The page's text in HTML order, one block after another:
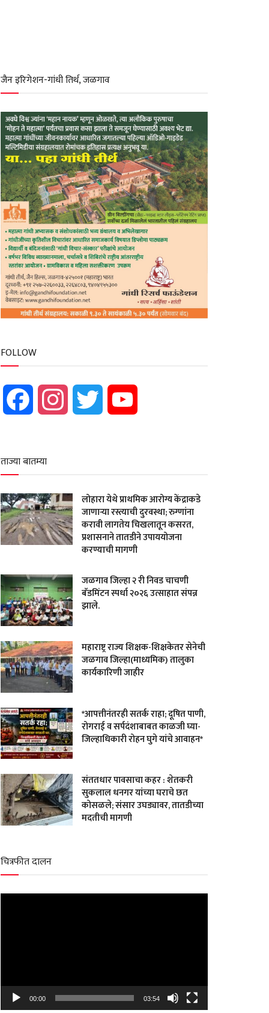
जैन इरिगेशन-गांधी तिर्थ, जळगाव
FOLLOW
Facebook Instagram Twitter
ताज्या बातम्या
लोहारा येथे प्राथमिक आरोग्य केंद्राकडे
जाणाऱ्या रस्त्याची दुरवस्था; रुग्णांना
करावी लागतेय चिखलातून कसरत,
प्रशासनाने तातडीने उपाययोजना
करण्याची मागणी
जळगाव जिल्हा २ री निवड चाचणी
बॅडमिंटन स्पर्धा २०२६ उत्साहात संपन्न
झाले.
महाराष्ट्र राज्य शिक्षक-शिक्षकेतर सेनेची
जळगाव जिल्हा(माध्यमिक) तालुका
कार्यकारिणी जाहीर
*आपत्तीनंतरही सतर्क राहा; दूषित पाणी,
रोगराई व सर्पदंशाबाबत काळजी घ्या-
जिल्हाधिकारी रोहन घुगे यांचे आवाहन*
संततधार पावसाचा कहर : शेतकरी
सुकलाल धनगर यांच्या घराचे छत
कोसळले; संसार उघड्यावर, तातडीच्या
मदतीची मागणी
चित्रफीत दालन
00:00 03:54